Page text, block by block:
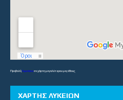
ΠροβολήΓυμνάσιασε χάρτη μεγαλύτερου μεγέθους
ΧΑΡΤΗΣ ΛΥΚΕΙΩΝ